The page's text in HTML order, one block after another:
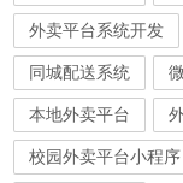
外卖平台系统开发
同城配送系统
本地外卖平台
校园外卖平台小程序